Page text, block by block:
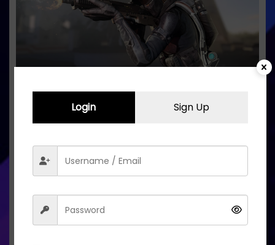
PC Sistem Gereksinimleri Netleşti
May 19, 2024 Cryotherapy 0 Comments
Login